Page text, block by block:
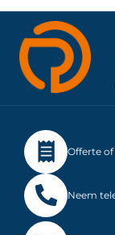
Offerte
Neem